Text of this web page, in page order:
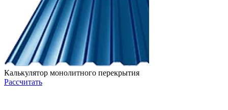
Калькулятор монолитного перекрытия
Рассчитать